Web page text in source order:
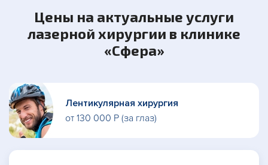
Цены на актуальные услуги
лазерной хирургии в клинике
«Сфера»
Лентикулярная хирургия
от 130 000 Р (за глаз)